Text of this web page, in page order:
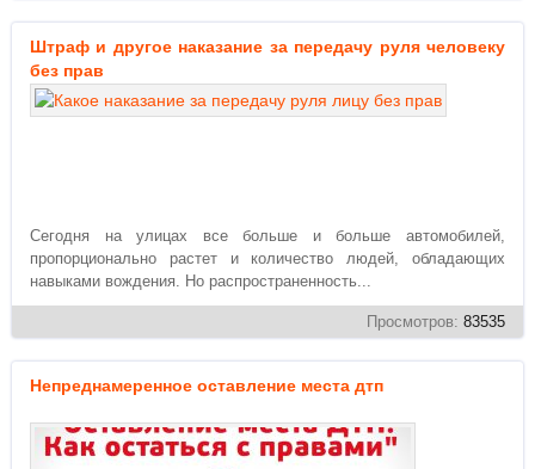
Штраф и другое наказание за передачу руля человеку
без прав
Сегодня на улицах все больше и больше автомобилей,
пропорционально растет и количество людей, обладающих
навыками вождения. Но распространенность...
Просмотров: 83535
Непреднамеренное оставление места дтп